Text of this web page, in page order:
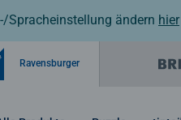
Spracheinstellung ändern hier
Ravensburger